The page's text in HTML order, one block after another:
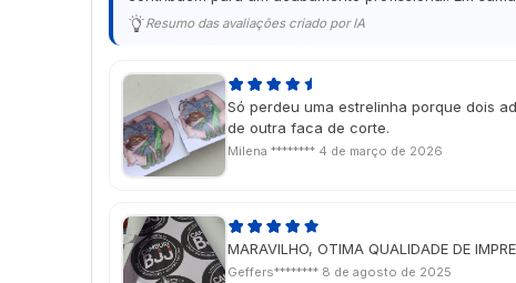
Resumo das avaliações criado por IA
Só perdeu uma estrelinha porque dois
de outra faca de corte.
Milena ******** 4 de março de 2026
MARAVILHO, OTIMA QUALIDADE DE
Geffers******** 8 de agosto de 2025